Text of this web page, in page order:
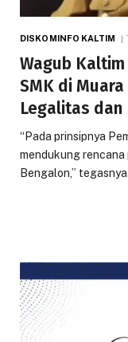
DISKOMINFO KALTIM
Wagub
SMK di
Legalitas dan
“Pada prinsipnya
mendukung rencana
Bengalon,” tegasnya.